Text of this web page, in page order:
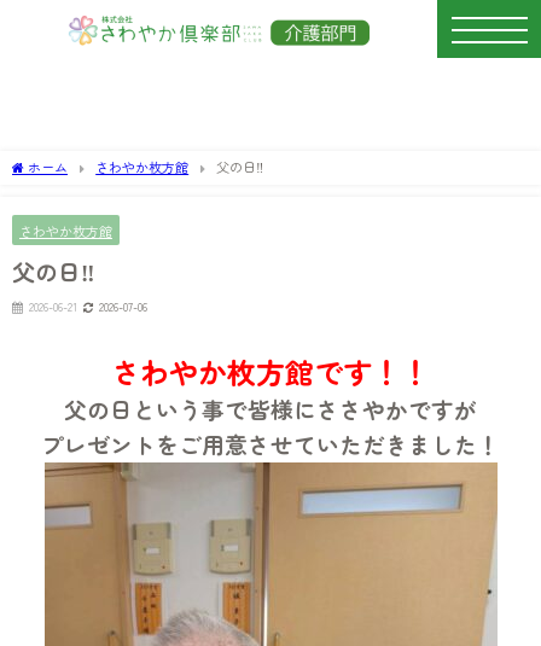
ホーム さわやか枚方館 父の日‼️
さわやか枚方館
父の日‼️
2026-06-21 2026-07-06
さわやか枚方館です！！
父の日という事で皆様にささやかですが
プレゼントをご用意させていただきました！